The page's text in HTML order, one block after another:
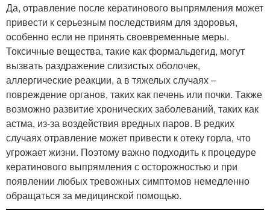
Да, отравление после кератинового выпрямления может
привести к серьезным последствиям для здоровья,
особенно если не принять своевременные меры.
Токсичные вещества, такие как формальдегид, могут
вызвать раздражение слизистых оболочек,
аллергические реакции, а в тяжелых случаях –
повреждение органов, таких как печень или почки. Также
возможно развитие хронических заболеваний, таких как
астма, из-за воздействия вредных паров. В редких
случаях отравление может привести к отеку горла, что
угрожает жизни. Поэтому важно подходить к процедуре
кератинового выпрямления с осторожностью и при
появлении любых тревожных симптомов немедленно
обращаться за медицинской помощью.